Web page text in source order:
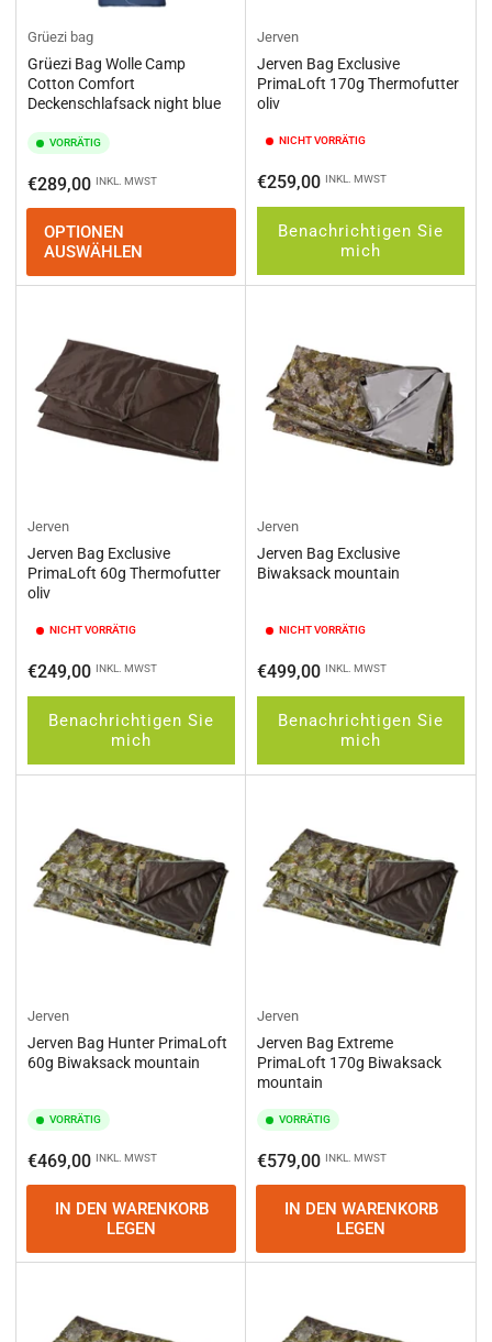
Grüezi bag
Grüezi Bag Wolle Camp
Cotton Comfort
Deckenschlafsack night blue
VORRÄTIG
Normaler
Preis
€289,00 INKL. MWST
OPTIONEN
AUSWÄHLEN
Jerven
Jerven Bag Exclusive
PrimaLoft 170g Thermofutter
oliv
NICHT VORRÄTIG
Normaler
Preis
€259,00 INKL. MWST
Benachrichtigen Sie
mich
Jerven
Jerven Bag Exclusive
PrimaLoft 60g Thermofutter
oliv
NICHT VORRÄTIG
Normaler
Preis
€249,00 INKL. MWST
Benachrichtigen Sie
mich
Jerven
Jerven Bag Exclusive
Biwaksack mountain
NICHT VORRÄTIG
Normaler
Preis
€499,00 INKL. MWST
Benachrichtigen Sie
mich
Jerven
Jerven Bag Hunter PrimaLoft
60g Biwaksack mountain
VORRÄTIG
Normaler
Preis
€469,00 INKL. MWST
IN DEN WARENKORB
LEGEN
Jerven
Jerven Bag Extreme
PrimaLoft 170g Biwaksack
mountain
VORRÄTIG
Normaler
Preis
€579,00 INKL. MWST
IN DEN WARENKORB
LEGEN